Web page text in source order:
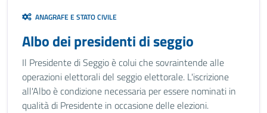
ANAGRAFE E STATO CIVILE
Albo dei presidenti di seggio
Il Presidente di Seggio è colui che sovraintende alle
operazioni elettorali del seggio elettorale. L'iscrizione
all'Albo è condizione necessaria per essere nominati in
qualità di Presidente in occasione delle elezioni.